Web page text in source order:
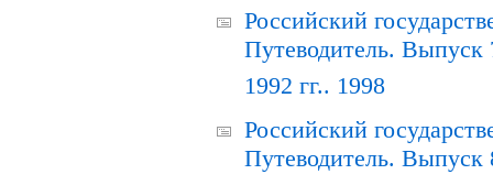
Российский
Путеводитель.
1992 гг.. 1998
Российский
Путеводитель. Выпуск